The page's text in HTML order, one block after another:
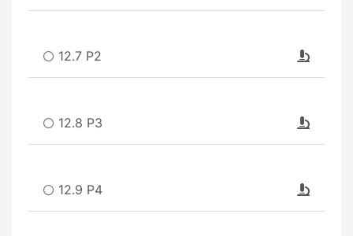
12.7 P2
12.8 P3
12.9 P4